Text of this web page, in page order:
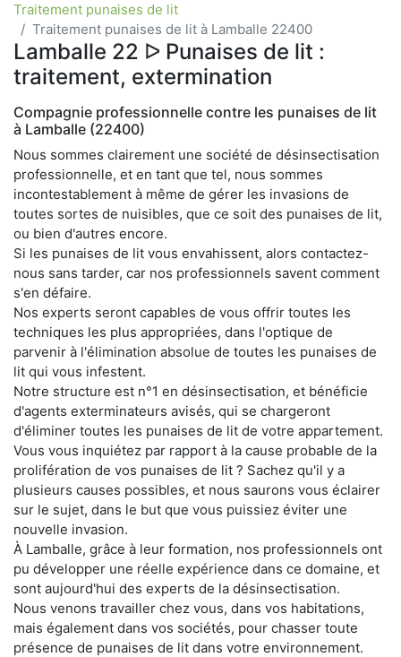
Traitement punaises de lit
Traitement punaises de lit à Lamballe 22400
Lamballe 22 ᐅ Punaises de lit :
traitement, extermination
Compagnie professionnelle contre les punaises de lit
à Lamballe (22400)
Nous sommes clairement une société de désinsectisation
professionnelle, et en tant que tel, nous sommes
incontestablement à même de gérer les invasions de
toutes sortes de nuisibles, que ce soit des punaises de lit,
ou bien d'autres encore.
Si les punaises de lit vous envahissent, alors contactez-
nous sans tarder, car nos professionnels savent comment
s'en défaire.
Nos experts seront capables de vous offrir toutes les
techniques les plus appropriées, dans l'optique de
parvenir à l'élimination absolue de toutes les punaises de
lit qui vous infestent.
Notre structure est n°1 en désinsectisation, et bénéficie
d'agents exterminateurs avisés, qui se chargeront
d'éliminer toutes les punaises de lit de votre appartement.
Vous vous inquiétez par rapport à la cause probable de la
prolifération de vos punaises de lit ? Sachez qu'il y a
plusieurs causes possibles, et nous saurons vous éclairer
sur le sujet, dans le but que vous puissiez éviter une
nouvelle invasion.
À Lamballe, grâce à leur formation, nos professionnels ont
pu développer une réelle expérience dans ce domaine, et
sont aujourd'hui des experts de la désinsectisation.
Nous venons travailler chez vous, dans vos habitations,
mais également dans vos sociétés, pour chasser toute
présence de punaises de lit dans votre environnement.